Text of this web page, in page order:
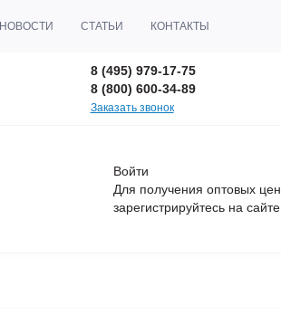
НОВОСТИ СТАТЬИ КОНТАКТЫ
8 (495) 979-17-75
8 (800) 600-34-89
Заказать звонок
Войти
Для получения оптовых цен
зарегистрируйтесь на сайте